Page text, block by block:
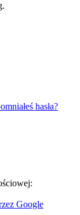
hasła?
Google